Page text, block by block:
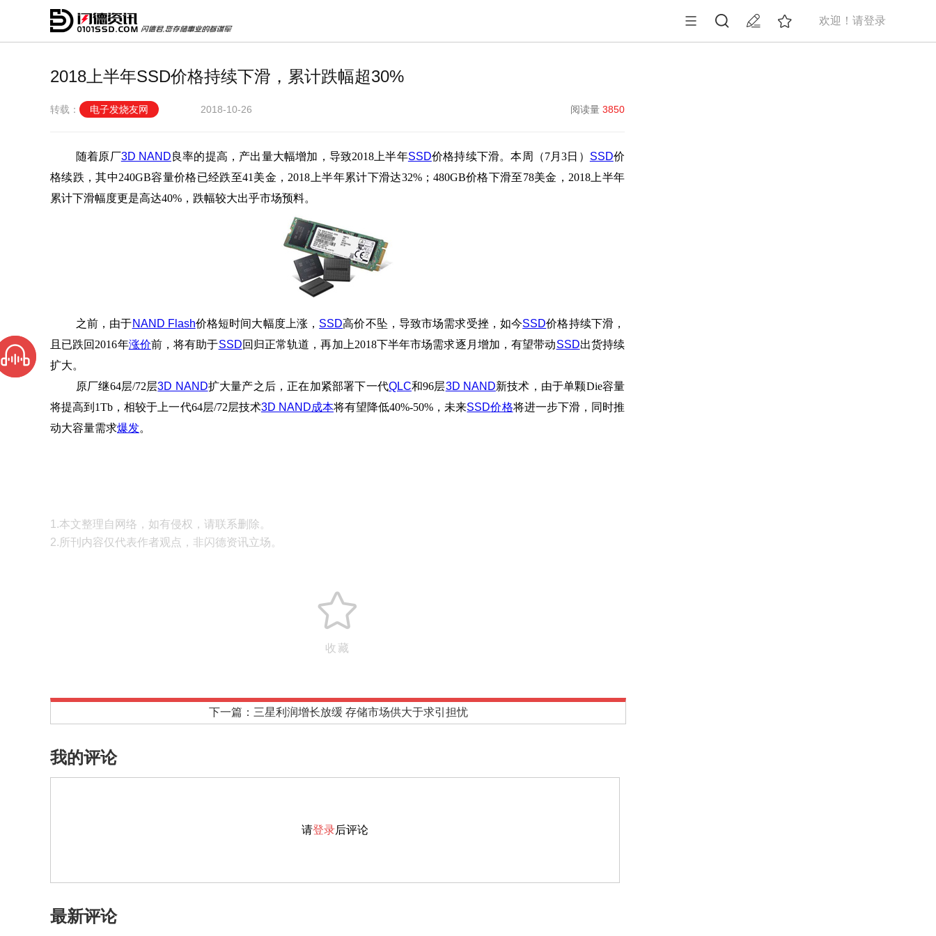
欢迎！请登录
2018上半年SSD价格持续下滑，累计跌幅超30%
转载： 电子发烧友网 2018-10-26 阅读量 3850
随着原厂3D NAND良率的提高，产出量大幅增加，导致2018上半年SSD价格持续下滑。本周（7月3日） SSD价
格续跌，其中240GB容量价格已经跌至41美金，2018上半年累计下滑达32%；480GB价格下滑至78美金，2018上半年
累计下滑幅度更是高达40%，跌幅较大出乎市场预料。
之前，由于NAND Flash价格短时间大幅度上涨， SSD高价不坠，导致市场需求受挫，如今SSD价格持续下滑，
且已跌回2016年涨价前，将有助于SSD回归正常轨道，再加上2018下半年市场需求逐月增加，有望带动SSD出货持续
扩大。
原厂继64层/72层3D NAND扩大量产之后，正在加紧部署下一代QLC和96层3D NAND新技术，由于单颗Die容量
将提高到1Tb，相较于上一代64层/72层技术3D NAND成本将有望降低40%-50%，未来SSD价格将进一步下滑，同时推
动大容量需求爆发。
1.本文整理自网络，如有侵权，请联系删除。
2.所刊内容仅代表作者观点，非闪德资讯立场。
收藏
下一篇：三星利润增长放缓 存储市场供大于求引担忧
我的评论
请登录后评论
最新评论